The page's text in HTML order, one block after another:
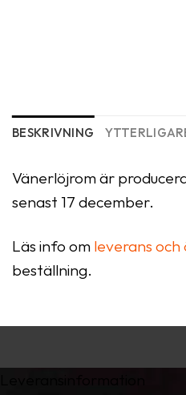
BESKRIVNING
Vänerlöjrom är
senast 17 december.
Läs info om leverans och
beställning.